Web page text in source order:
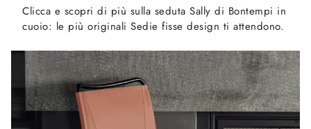
Clicca e scopri di più sulla seduta Sally di Bontempi in
cuoio: le più originali Sedie fisse design ti attendono.